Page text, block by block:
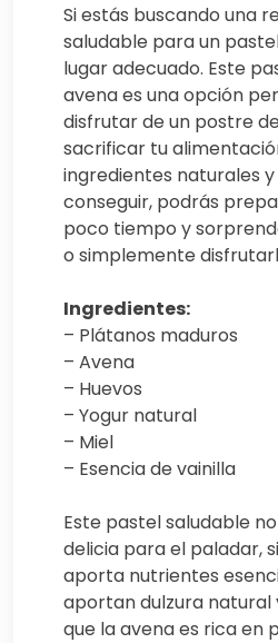
Si estás buscando una
saludable para un
lugar adecuado. Este
avena es una opción
disfrutar de un postre
sacrificar tu
ingredientes naturales
conseguir, podrás
poco tiempo y
o simplemente
Ingredientes:
– Plátanos maduros
– Avena
– Huevos
– Yogur natural
– Miel
– Esencia de vainilla
Este pastel saludable
delicia para el paladar,
aporta nutrientes
aportan dulzura natural
que la avena es rica en